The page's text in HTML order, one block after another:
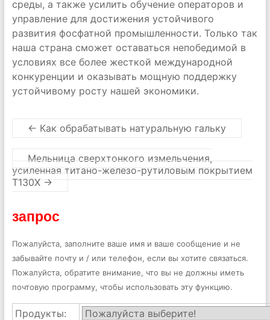
среды, а также усилить обучение операторов и
управление для достижения устойчивого
развития фосфатной промышленности. Только так
наша страна сможет оставаться непобедимой в
условиях все более жесткой международной
конкуренции и оказывать мощную поддержку
устойчивому росту нашей экономики.
← Как обрабатывать натуральную гальку
Мельница сверхтонкого измельчения,
усиленная титано-железо-рутиловым покрытием
T130X →
запрос
Пожалуйста, заполните ваше имя и ваше сообщение и не
забывайте почту и / или телефон, если вы хотите связаться.
Пожалуйста, обратите внимание, что вы не должны иметь
почтовую программу, чтобы использовать эту функцию.
Продукты: